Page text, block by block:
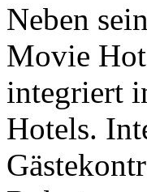
Neben
Movie
integriert
Hotels.